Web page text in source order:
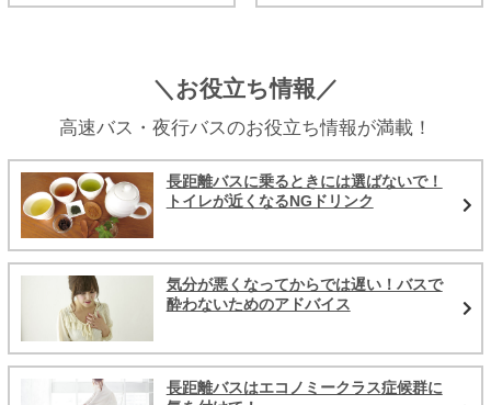
＼お役立ち情報／
高速バス・夜行バスのお役立ち情報が満載！
長距離バスに乗るときには選ばないで！
トイレが近くなるNGドリンク
気分が悪くなってからでは遅い！バスで
酔わないためのアドバイス
長距離バスはエコノミークラス症候群に